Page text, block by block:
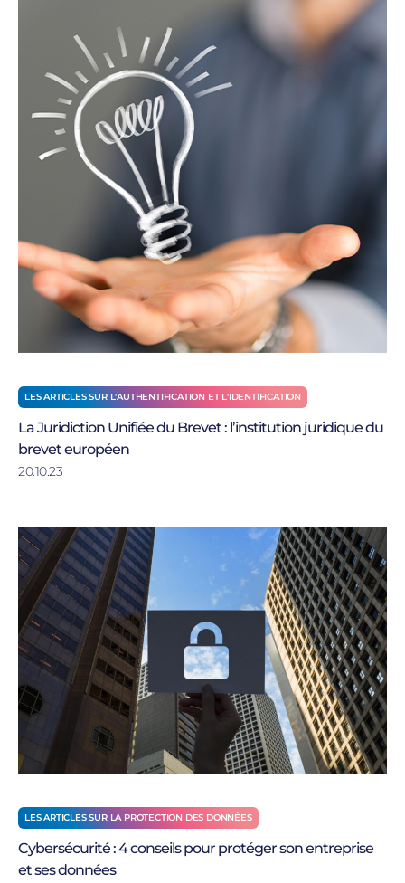
LES ARTICLES SUR L'AUTHENTIFICATION ET L'IDENTIFICATION
La Juridiction Unifiée du Brevet : l’institution juridique du
brevet européen
20.10.23
LES ARTICLES SUR LA PROTECTION DES DONNÉES
Cybersécurité : 4 conseils pour protéger son entreprise
et ses données